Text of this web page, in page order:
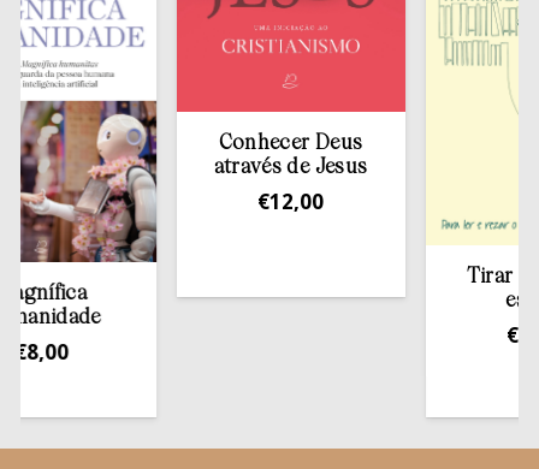
Conhecer Deus
através de Jesus
12,00
Tirar a
estante
13,50